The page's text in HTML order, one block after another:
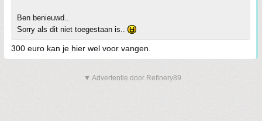
Ben benieuwd..
Sorry als dit niet toegestaan is..
300 euro kan je hier wel voor vangen.
▼ Advertentie door Refinery89